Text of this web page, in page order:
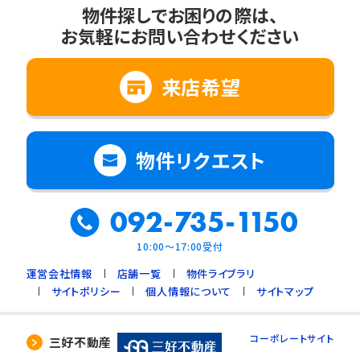
物件探しでお困りの際は、
お気軽にお問い合わせください
来店希望
物件リクエスト
092-735-1150
10:00～17:00受付
運営会社情報 店舗一覧
物件ライブラリ
サイトポリシー
個人情報について サイトマップ
三好不動産 コーポレートサイト